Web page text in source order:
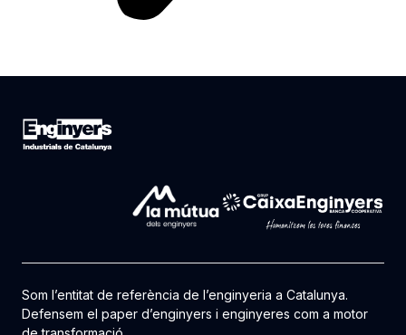
Som l’entitat de referència de l’enginyeria a Catalunya.
Defensem el paper d’enginyers i enginyeres com a motor